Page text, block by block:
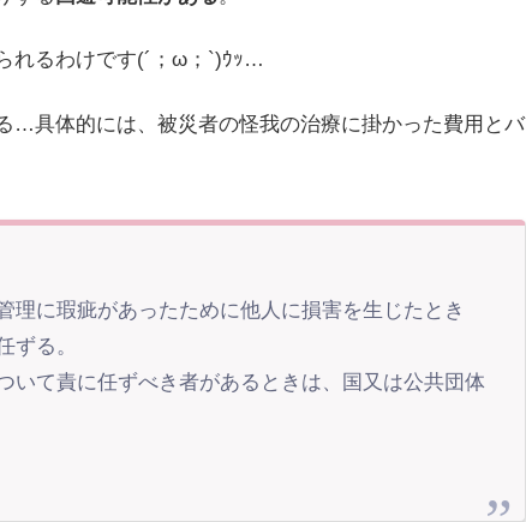
れるわけです(´；ω；`)ｳｯ…
…具体的には、被災者の怪我の治療に掛かった費用とバ
に瑕疵があったために他人に損害を生じたとき
ずる。
て責に任ずべき者があるときは、国又は公共団体